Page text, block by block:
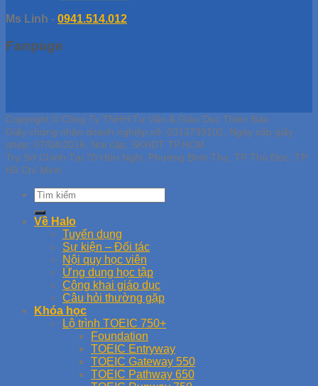
Ms Linh - 0941.514.012
Fanpage
Copyright © Công Ty TNHH Tư Vấn & Giáo Dục Thiên Bảo
Giấy chứng nhận doanh nghiệp số: 0313739102, Ngày cấp giấy
phép: 07/04/2016, Nơi cấp: SKHDT TP.HCM
Trụ Sở Chính Tại 70 Hữu Nghị, Phường Bình Thọ, TP Thủ Đức, TP
Hồ Chí Minh
Về Halo
Tuyển dụng
Sự kiện – Đối tác
Nội quy học viên
Ứng dụng học tập
Công khai giáo dục
Câu hỏi thường gặp
Khóa học
Lộ trình TOEIC 750+
Foundation
TOEIC Entryway
TOEIC Gateway 550
TOEIC Pathway 650